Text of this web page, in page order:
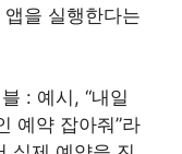
을 실행한다는
: 예시, “내일
예약 잡아줘”라